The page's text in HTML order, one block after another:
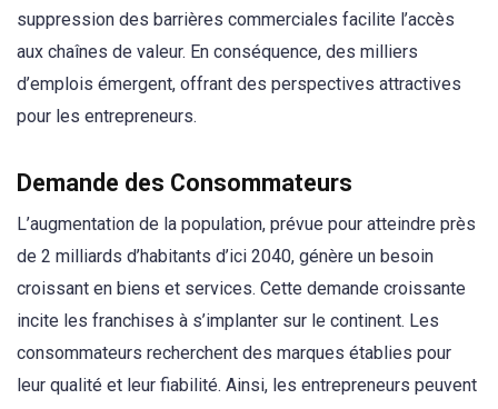
suppression des barrières commerciales facilite l’accès
aux chaînes de valeur. En conséquence, des milliers
d’emplois émergent, offrant des perspectives attractives
pour les entrepreneurs.
Demande des Consommateurs
L’augmentation de la population, prévue pour atteindre près
de 2 milliards d’habitants d’ici 2040, génère un besoin
croissant en biens et services. Cette demande croissante
incite les franchises à s’implanter sur le continent. Les
consommateurs recherchent des marques établies pour
leur qualité et leur fiabilité. Ainsi, les entrepreneurs peuvent